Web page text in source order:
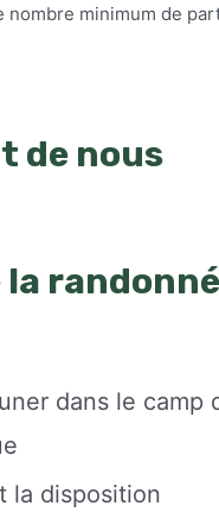
minimum de
de nous
la
dans le camp
la disposition